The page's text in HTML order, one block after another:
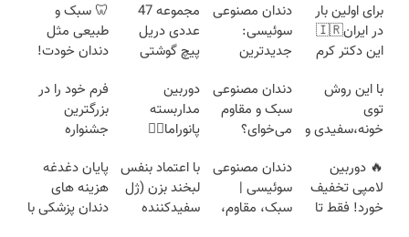
برای اولین بار
در ایران🇮🇷
این دکتر کرم
روزه ساخت!
دندان مصنوعی
سوئیسی:
جدیدترین
سبک و مقاوم |
پرداخت قسطی
مجموعه 47
عددی دریل
پیچ گوشتی
به مدت
محدود)
🦷 سبک و
طبیعی مثل
دندان خودت!
پرداخت
اقساطی 💳 📍
تهران
با این روش
توی
خونه،سفیدی و
برگردون
(40%off)
دندان مصنوعی
سبک و مقاوم
می‌خوای؟
اقساطی هم
داریم!😍 | 📍
تهران
دوربین
مداربسته
پانوراما👈🏻
360°و سازگار با
اندروید و ios
فرم خود را در
بزرگترین
جشنواره
پر کنید ! | فقط
۲۵ میلیون
🔥 دوربین
لامپی تخفیف
خورد! فقط تا
دندان مصنوعی
سوئیسی |
سبک، مقاوم،
با اعتماد بنفس
لبخند بزن (ژل
سفیدکننده
پایان دغدغه
هزینه های
دندان پزشکی با